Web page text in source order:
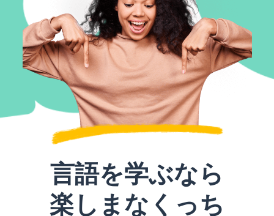
言語を学ぶなら
楽しまなくっち